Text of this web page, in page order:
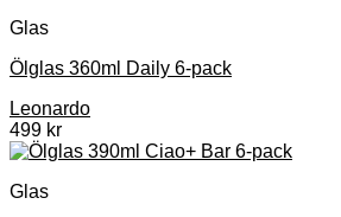
Glas
Ölglas 360ml Daily 6-pack
Leonardo
499 kr
Glas